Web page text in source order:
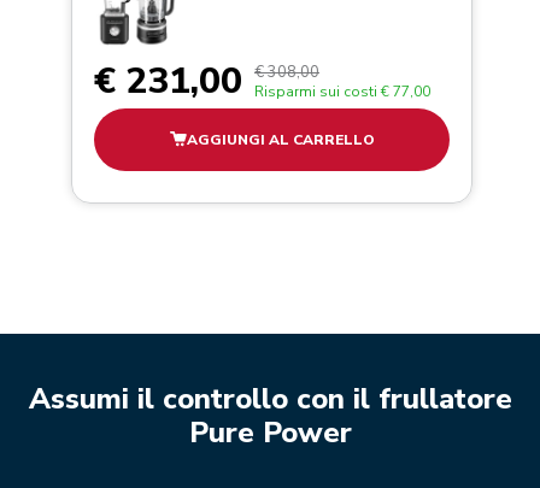
€ 231,00 € 308,00
Risparmi sui costi € 77,00
AGGIUNGI AL CARRELLO
Assumi il controllo con il frullatore
Pure Power